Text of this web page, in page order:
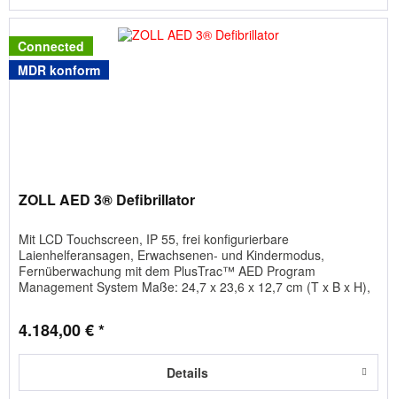
Connected
MDR konform
ZOLL AED 3® Defibrillator
Mit LCD Touchscreen, IP 55, frei konfigurierbare
Laienhelferansagen, Erwachsenen- und Kindermodus,
Fernüberwachung mit dem PlusTrac™ AED Program
Management System Maße: 24,7 x 23,6 x 12,7 cm (T x B x H),
4.184,00 € *
Details